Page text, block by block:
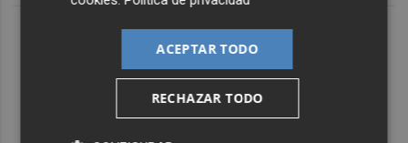
ACEPTAR TODO
RECHAZAR TODO